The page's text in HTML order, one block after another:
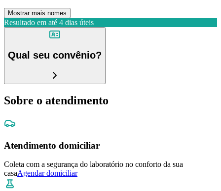
Mostrar mais nomes
Resultado em até 4 dias úteis
Qual seu convênio?
Sobre o atendimento
Atendimento domiciliar
Coleta com a segurança do laboratório no conforto da sua
casaAgendar domiciliar